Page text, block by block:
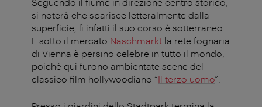
si noterà che sparisce letteralmente dalla
superficie, lì infatti il suo corso è sotterraneo.
E sotto il mercato Naschmarkt la rete fognaria
di Vienna è persino celebre in tutto il mondo,
poiché qui furono ambientate scene del
classico film hollywoodiano “Il terzo uomo”.